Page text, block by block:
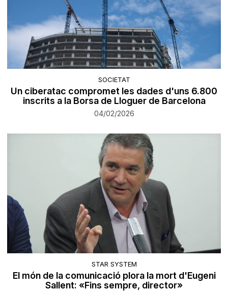
SOCIETAT
Un ciberatac compromet les dades d'uns 6.800
inscrits a la Borsa de Lloguer de Barcelona
04/02/2026
STAR SYSTEM
El món de la comunicació plora la mort d'Eugeni
Sallent: «Fins sempre, director»